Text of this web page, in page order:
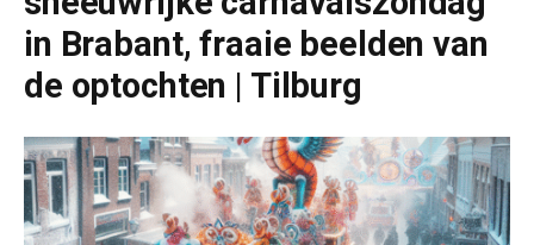
in Brabant, fraaie beelden van
de optochten | Tilburg